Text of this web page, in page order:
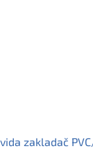
zakladač